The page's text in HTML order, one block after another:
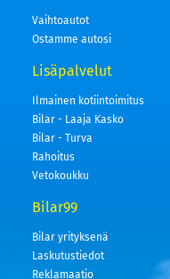
Vaihtoautot
Ostamme autosi
Lisäpalvelut
Ilmainen kotiintoimitus
Bilar - Laaja Kasko
Bilar - Turva
Rahoitus
Vetokoukku
Bilar99
Bilar yrityksenä
Laskutustiedot
Reklamaatio